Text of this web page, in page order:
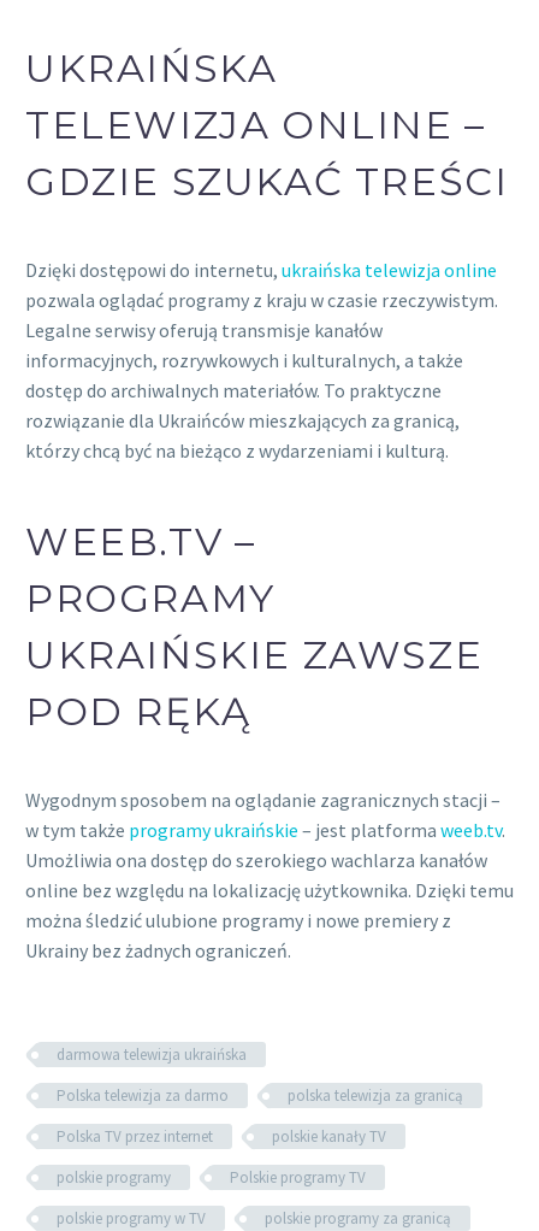
UKRAIŃSKA
TELEWIZJA ONLINE –
GDZIE SZUKAĆ TREŚCI
Dzięki dostępowi do internetu, ukraińska telewizja online
pozwala oglądać programy z kraju w czasie rzeczywistym.
Legalne serwisy oferują transmisje kanałów
informacyjnych, rozrywkowych i kulturalnych, a także
dostęp do archiwalnych materiałów. To praktyczne
rozwiązanie dla Ukraińców mieszkających za granicą,
którzy chcą być na bieżąco z wydarzeniami i kulturą.
WEEB.TV –
PROGRAMY
UKRAIŃSKIE ZAWSZE
POD RĘKĄ
Wygodnym sposobem na oglądanie zagranicznych stacji –
w tym także programy ukraińskie – jest platforma weeb.tv.
Umożliwia ona dostęp do szerokiego wachlarza kanałów
online bez względu na lokalizację użytkownika. Dzięki temu
można śledzić ulubione programy i nowe premiery z
Ukrainy bez żadnych ograniczeń.
darmowa telewizja ukraińska
Polska telewizja za darmo
polska telewizja za granicą
Polska TV przez internet
polskie kanały TV
polskie programy
Polskie programy TV
polskie programy w TV
polskie programy za granicą